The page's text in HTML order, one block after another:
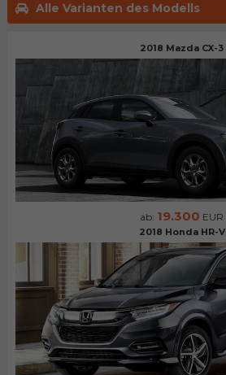
Alle Varianten des Modells
2018 Mazda CX-3
ab: 19.300 EUR
2018 Honda HR-V